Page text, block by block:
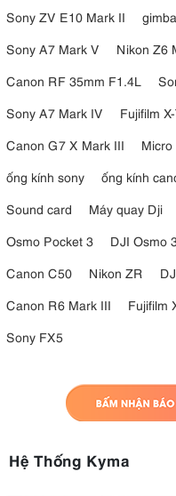
Sony ZV E10 Mark II
Sony A7 Mark V
Nikon Z6
Canon RF 35mm F1.4L
Sony A7 Mark IV
Fujifilm
Canon G7 X Mark III
ống kính sony
ống kính
Sound card
Máy quay Dji
Osmo Pocket 3
DJI Osmo
Canon C50
Nikon ZR
Canon R6 Mark III
Fujifilm
Sony FX5
Hệ Thống Kyma